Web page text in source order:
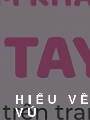
HIỂU
VÚ